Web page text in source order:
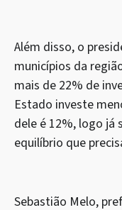
Além disso, o
municípios da
mais de 22% de
Estado investe
dele é 12%, logo já
equilíbrio que
Sebastião Melo,